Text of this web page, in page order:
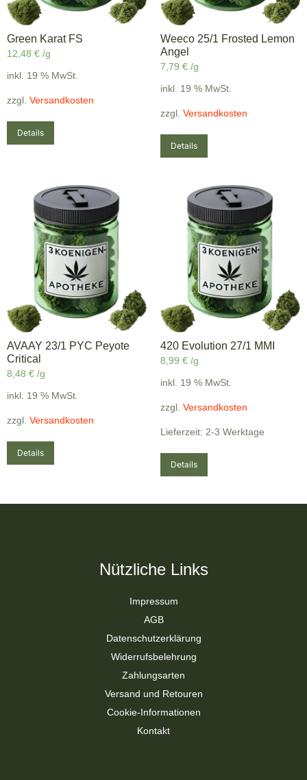
Green Karat FS
12,48 € /g
inkl. 19 % MwSt.
zzgl. Versandkosten
Details
Weeco 25/1 Frosted Lemon
Angel
7,79 € /g
inkl. 19 % MwSt.
zzgl. Versandkosten
Details
AVAAY 23/1 PYC Peyote
Critical
8,48 € /g
inkl. 19 % MwSt.
zzgl. Versandkosten
Details
420 Evolution 27/1 MMI
8,99 € /g
inkl. 19 % MwSt.
zzgl. Versandkosten
Lieferzeit: 2-3 Werktage
Details
Nützliche Links
Impressum
AGB
Datenschutzerklärung
Widerrufsbelehrung
Zahlungsarten
Versand und Retouren
Cookie-Informationen
Kontakt